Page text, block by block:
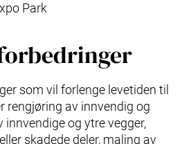
Park
som vil forlenge levetiden til
rengjøring av innvendig og
innvendige og ytre vegger,
skadede deler, maling av